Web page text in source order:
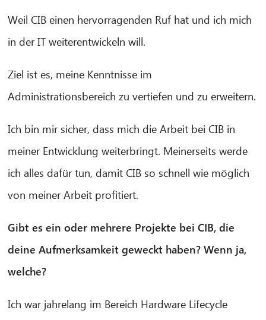
Weil CIB einen hervorragenden Ruf hat und ich mich
in der IT weiterentwickeln will.
Ziel ist es, meine Kenntnisse im
Administrationsbereich zu vertiefen und zu erweitern.
Ich bin mir sicher, dass mich die Arbeit bei CIB in
meiner Entwicklung weiterbringt. Meinerseits werde
ich alles dafür tun, damit CIB so schnell wie möglich
von meiner Arbeit profitiert.
Gibt es ein oder mehrere Projekte bei CIB, die
deine Aufmerksamkeit geweckt haben? Wenn ja,
welche?
Ich war jahrelang im Bereich Hardware Lifecycle
Hello! What can I do for you?